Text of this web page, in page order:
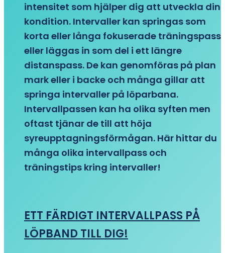
intensitet som hjälper dig att utveckla din
kondition. Intervaller kan springas som
korta eller långa fokuserade träningspass
eller läggas in som del i ett längre
distanspass. De kan genomföras på plan
mark eller i backe och många gillar att
springa intervaller på löparbana.
Intervallpassen kan ha olika syften men
oftast tjänar de till att höja
syreupptagningsförmågan. Här hittar du
många olika intervallpass och
träningstips kring intervaller!
ETT FÄRDIGT INTERVALLPASS PÅ
LÖPBAND TILL DIG!